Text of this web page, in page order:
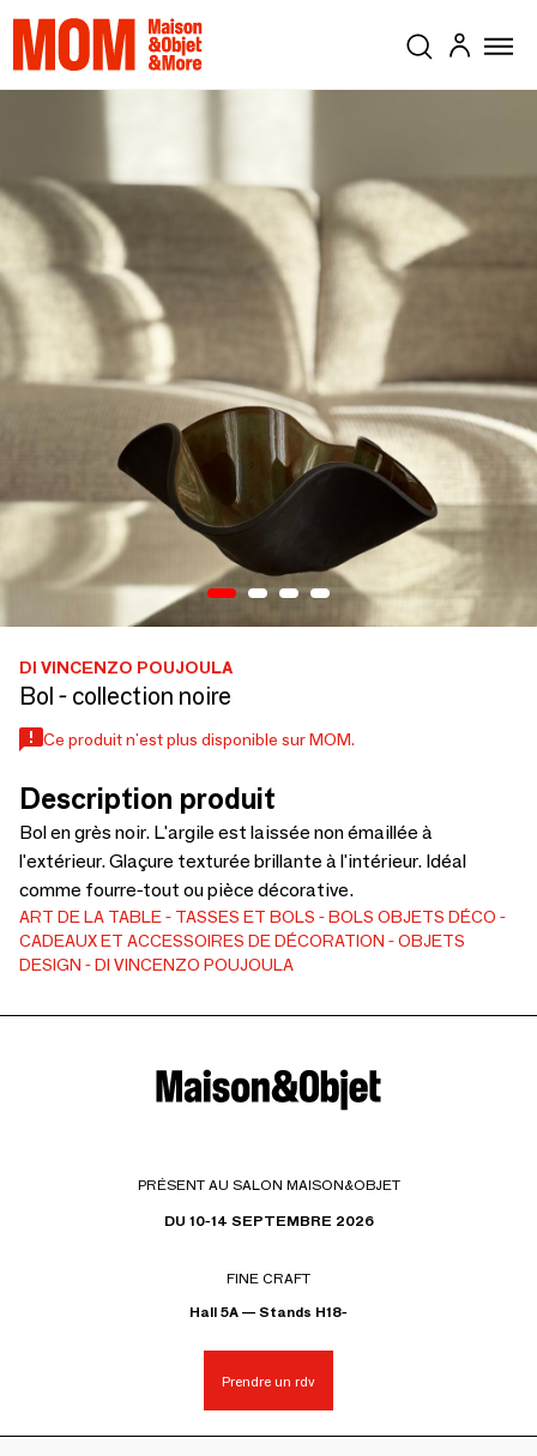
DI VINCENZO POUJOULA
Bol - collection noire
Ce produit n'est plus disponible sur MOM.
Description produit
Bol en grès noir. L'argile est laissée non émaillée à
l'extérieur. Glaçure texturée brillante à l'intérieur. Idéal
comme fourre-tout ou pièce décorative.
ART DE LA TABLE TASSES ET BOLS BOLS OBJETS DÉCO
CADEAUX ET ACCESSOIRES DE DÉCORATION
OBJETS
DESIGN
DI VINCENZO POUJOULA
PRÉSENT AU SALON MAISON&OBJET
DU 10-14 SEPTEMBRE 2026
FINE CRAFT
Hall 5A — Stands H18-
Prendre un rdv